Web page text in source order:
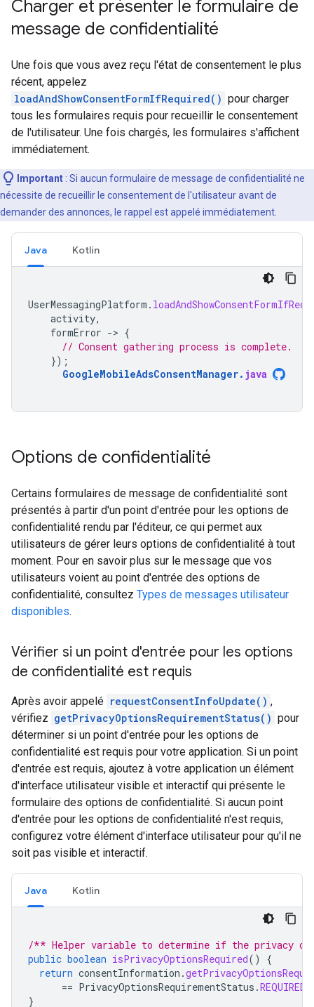
Charger et présenter le formulaire de
message de confidentialité
Une fois que vous avez reçu l'état de consentement le plus
récent, appelez
loadAndShowConsentFormIfRequired() pour charger
tous les formulaires requis pour recueillir le consentement
de l'utilisateur. Une fois chargés, les formulaires s'affichent
immédiatement.
Important : Si aucun formulaire de message de confidentialité ne
nécessite de recueillir le consentement de l'utilisateur avant de
demander des annonces, le rappel est appelé immédiatement.
Java Kotlin
UserMessagingPlatform .
activity,
formError -> {
// Consent gathering process is complete.
});
GoogleMobileAdsConsentManager. java
Options de confidentialité
Certains formulaires de message de confidentialité sont
présentés à partir d'un point d'entrée pour les options de
confidentialité rendu par l'éditeur, ce qui permet aux
utilisateurs de gérer leurs options de confidentialité à tout
moment. Pour en savoir plus sur le message que vos
utilisateurs voient au point d'entrée des options de
confidentialité, consultez Types de messages utilisateur
disponibles.
Vérifier si un point d'entrée pour les options
de confidentialité est requis
Après avoir appelé requestConsentInfoUpdate() ,
vérifiez getPrivacyOptionsRequirementStatus() pour
déterminer si un point d'entrée pour les options de
confidentialité est requis pour votre application. Si un point
d'entrée est requis, ajoutez à votre application un élément
d'interface utilisateur visible et interactif qui présente le
formulaire des options de confidentialité. Si aucun point
d'entrée pour les options de confidentialité n'est requis,
configurez votre élément d'interface utilisateur pour qu'il ne
soit pas visible et interactif.
Java Kotlin
/** Helper variable to determine if the privacy
public boolean isPrivacyOptionsRequired()
{
return consentInformation .
== PrivacyOptionsRequirementStatus .REQUIRED
}